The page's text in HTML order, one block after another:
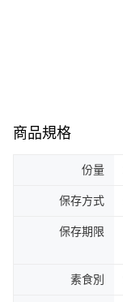
商品規格
份量
保存方式
保存期限
素食別